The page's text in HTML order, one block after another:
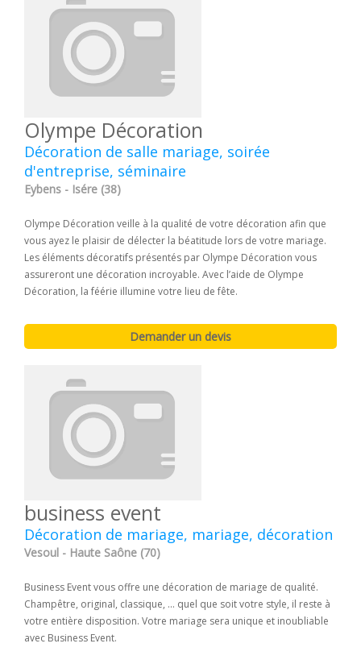
Olympe Décoration
Décoration de salle mariage, soirée
d'entreprise, séminaire
Eybens - Isére (38)
Olympe Décoration veille à la qualité de votre décoration afin que
vous ayez le plaisir de délecter la béatitude lors de votre mariage.
Les éléments décoratifs présentés par Olympe Décoration vous
assureront une décoration incroyable. Avec l’aide de Olympe
Décoration, la féérie illumine votre lieu de fête.
business event
Décoration de mariage, mariage, décoration
Vesoul - Haute Saône (70)
Business Event vous offre une décoration de mariage de qualité.
Champêtre, original, classique, ... quel que soit votre style, il reste à
votre entière disposition. Votre mariage sera unique et inoubliable
avec Business Event.